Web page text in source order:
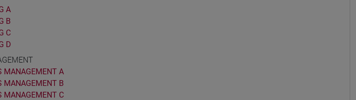
A
B
C
D
MANAGEMENT A
MANAGEMENT B
MANAGEMENT C